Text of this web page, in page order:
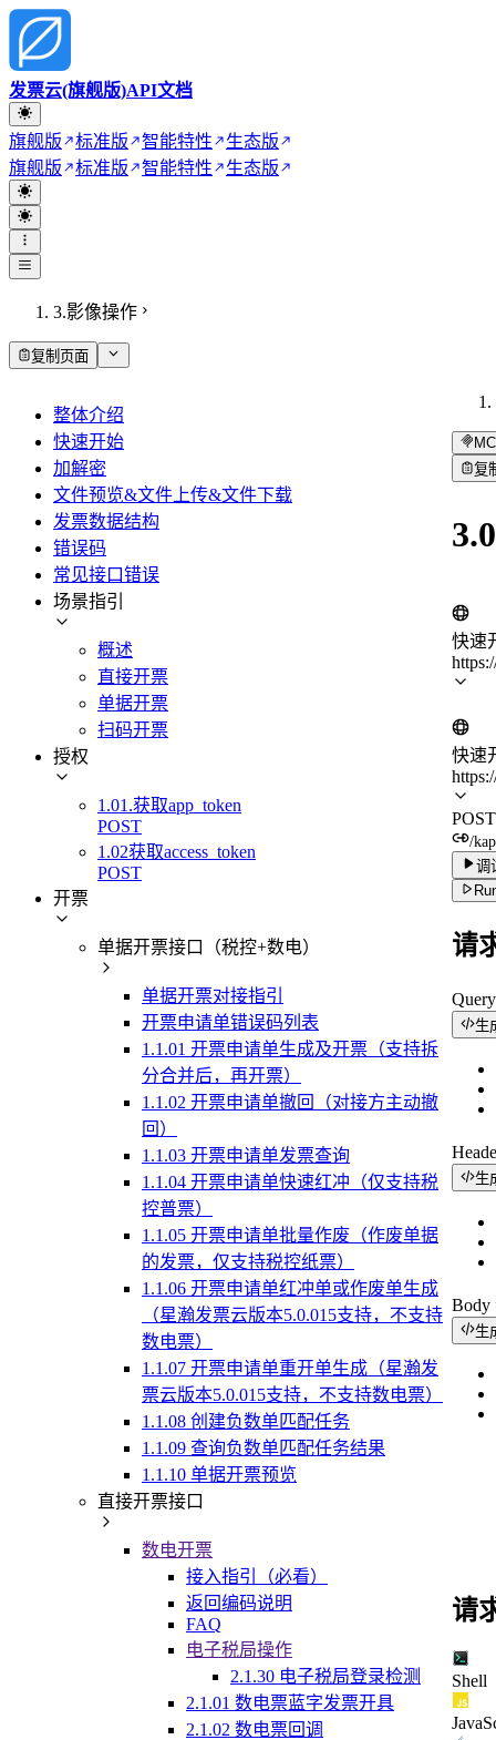
发票云(旗舰版)API文档
旗舰版 标准版 智能特性
生态版
旗舰版
标准版 智能特性 生态版
3.影像操作
复制页面
整体介绍
快速开始
加解密
文件预览&文件上传&文件下载
发票数据结构
错误码
常见接口错误
场景指引
概述
直接开票
单据开票
扫码开票
授权
1.01.获取app_token
POST
1.02获取access_token
POST
开票
单据开票接口（税控+数电）
单据开票对接指引
开票申请单错误码列表
1.1.01 开票申请单生成及开票（支持拆
分合并后，再开票）
1.1.02 开票申请单撤回（对接方主动撤
回）
1.1.03 开票申请单发票查询
1.1.04 开票申请单快速红冲（仅支持税
控普票）
1.1.05 开票申请单批量作废（作废单据
的发票，仅支持税控纸票）
1.1.06 开票申请单红冲单或作废单生成
（星瀚发票云版本5.0.015支持，不支持
数电票）
1.1.07 开票申请单重开单生成（星瀚发
票云版本5.0.015支持，不支持数电票）
1.1.08 创建负数单匹配任务
1.1.09 查询负数单匹配任务结果
1.1.10 单据开票预览
直接开票接口
数电开票
接入指引（必看）
返回编码说明
FAQ
电子税局操作
2.1.30 电子税局登录检测
2.1.01 数电票蓝字发票开具
2.1.02 数电票回调
复
快速
快速
POST
/
调
请
生
生
Body
生
请
Shell